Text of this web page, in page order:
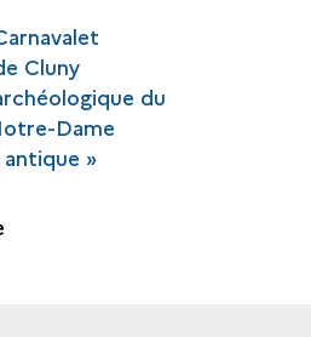
Cluny
du
Dame
antique »